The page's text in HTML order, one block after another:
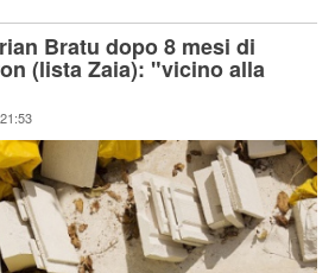
Bratu dopo 8 mesi di
(lista Zaia): "vicino alla